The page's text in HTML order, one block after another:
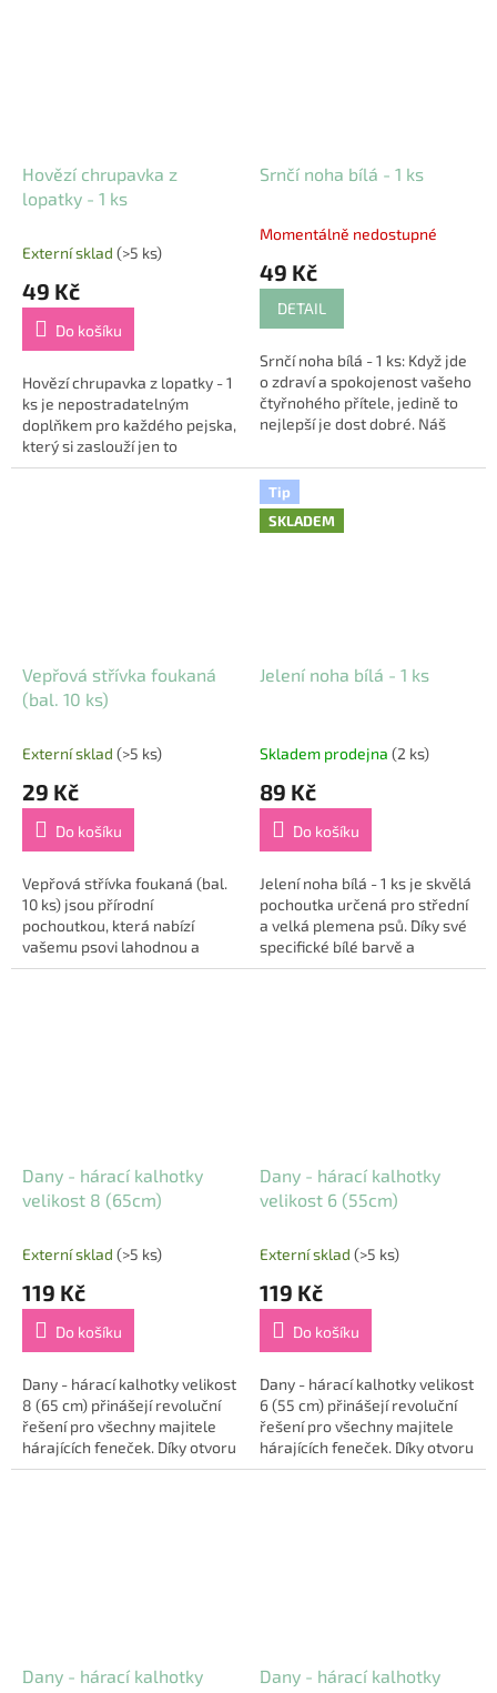
Hovězí chrupavka z
lopatky - 1 ks
Externí sklad (>5 ks)
49 Kč
Do košíku
Hovězí chrupavka z lopatky - 1
ks je nepostradatelným
doplňkem pro každého pejska,
který si zaslouží jen to
nejlepší. Tento 100% přírodní
Srnčí noha bílá - 1 ks
Průměrné
produktu
5
hvězdiček.
Momentálně nedostupné
49 Kč
DETAIL
Srnčí noha bílá - 1 ks: Když jde
o zdraví a spokojenost vašeho
čtyřnohého přítele, jedině to
nejlepší je dost dobré. Náš
pro majitele psů, kteří...
Vepřová střívka foukaná
(bal. 10 ks)
Externí sklad (>5 ks)
29 Kč
Do košíku
Vepřová střívka foukaná (bal.
10 ks) jsou přírodní
pochoutkou, která nabízí
vašemu psovi lahodnou a
zdravou odměnu. Tento
Tip
SKLADEM
Jelení noha bílá - 1 ks
Skladem prodejna (2 ks)
89 Kč
Do košíku
Jelení noha bílá - 1 ks je skvělá
pochoutka určená pro střední
a velká plemena psů. Díky své
specifické bílé barvě a
nízkému obsahu tuku na
Dany - hárací kalhotky
velikost 8 (65cm)
Externí sklad (>5 ks)
119 Kč
Do košíku
Dany - hárací kalhotky velikost
8 (65 cm) přinášejí revoluční
řešení pro všechny majitele
hárajících feneček. Díky otvoru
na ocas a zapínání na suchý
Dany - hárací kalhotky
velikost 6 (55cm)
Externí sklad (>5 ks)
119 Kč
Do košíku
Dany - hárací kalhotky velikost
6 (55 cm) přinášejí revoluční
řešení pro všechny majitele
hárajících feneček. Díky otvoru
na ocas a zapínání na suchý
Dany - hárací kalhotky
Dany - hárací kalhotky